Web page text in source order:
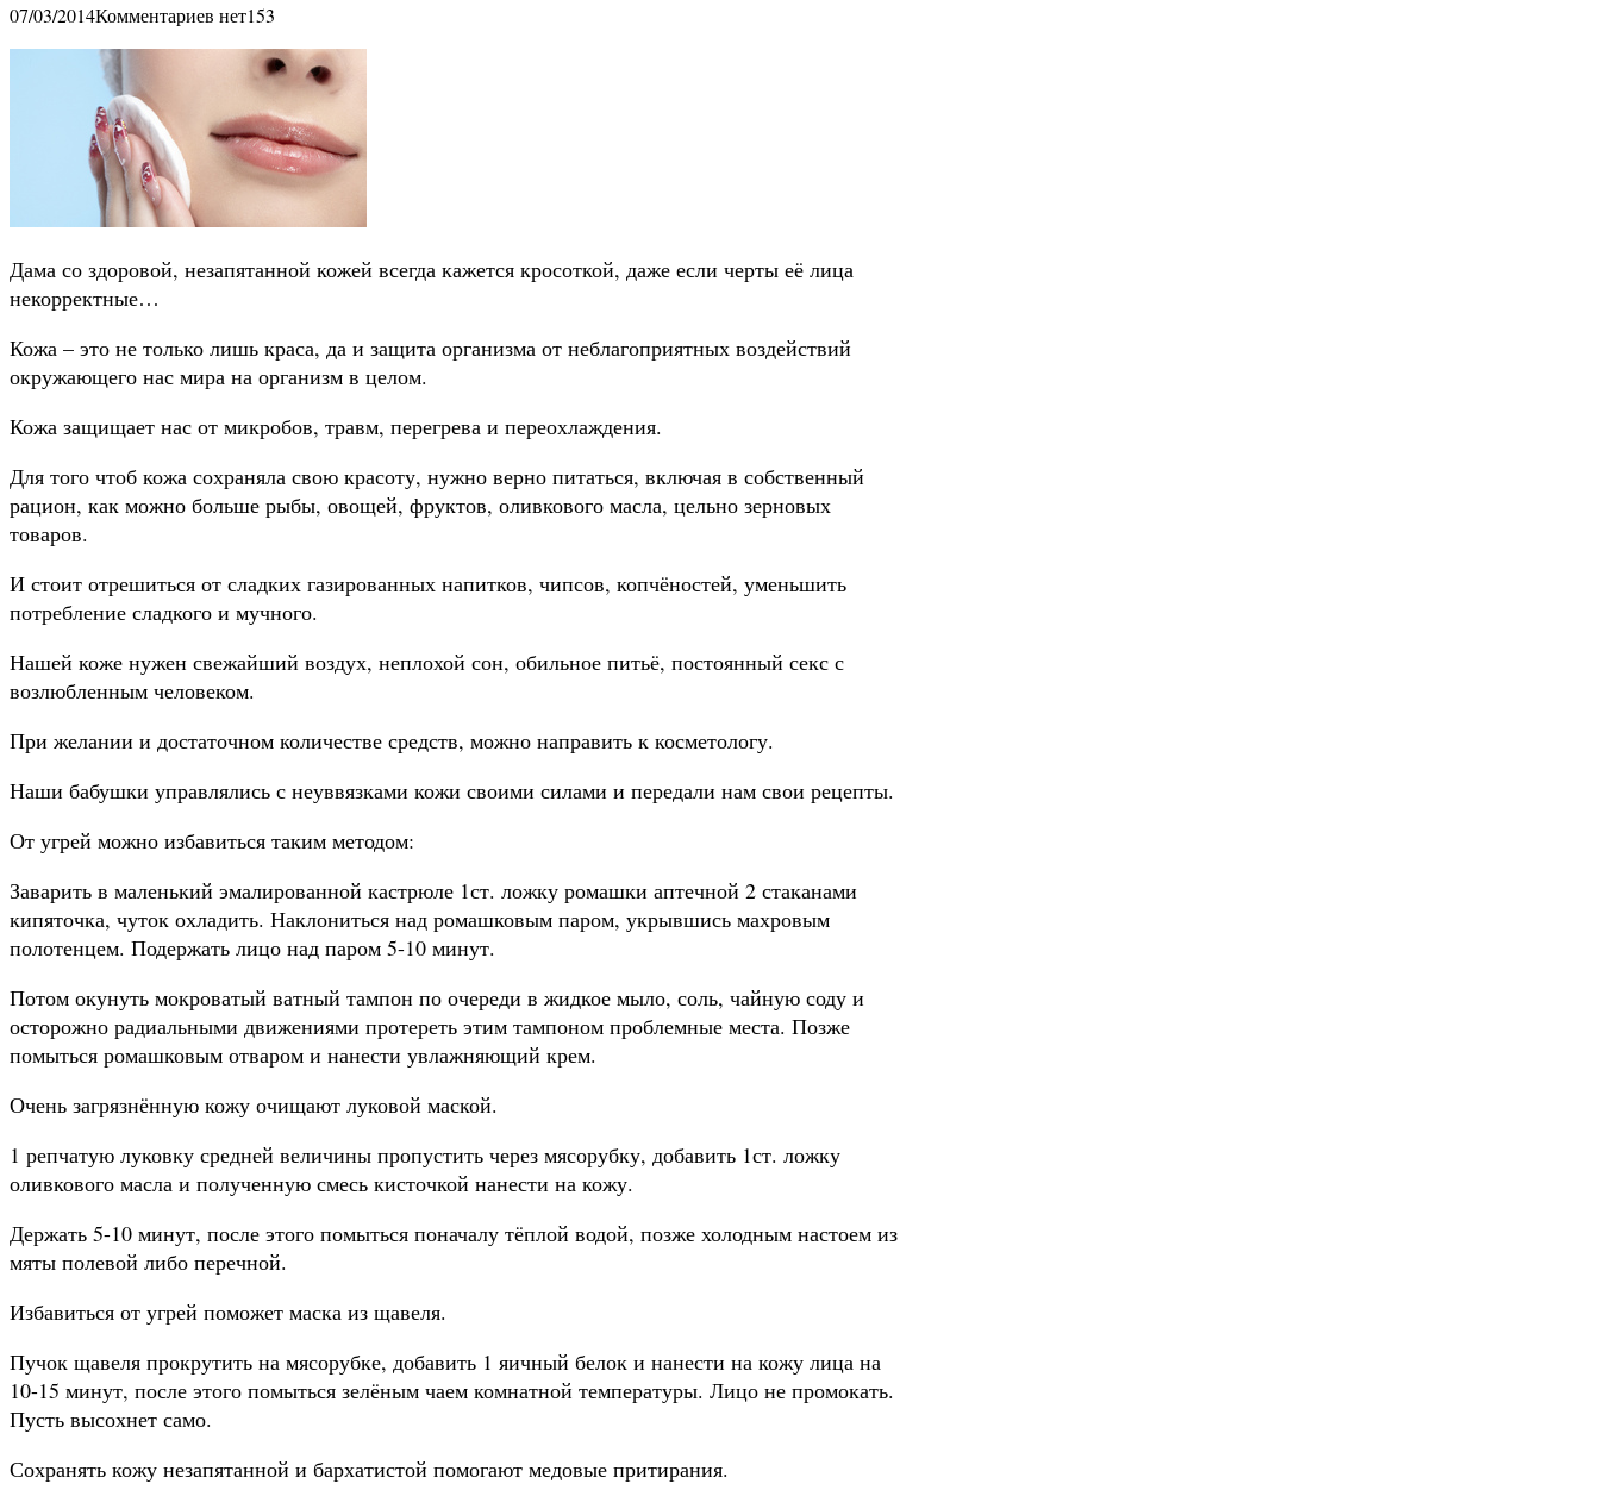
07/03/2014Комментариев нет153
Дама со здоровой, незапятанной кожей всегда кажется кросоткой, даже если черты её лица
некорректные…
Кожа – это не только лишь краса, да и защита организма от неблагоприятных воздействий
окружающего нас мира на организм в целом.
Кожа защищает нас от микробов, травм, перегрева и переохлаждения.
Для того чтоб кожа сохраняла свою красоту, нужно верно питаться, включая в собственный
рацион, как можно больше рыбы, овощей, фруктов, оливкового масла, цельно зерновых
товаров.
И стоит отрешиться от сладких газированных напитков, чипсов, копчёностей, уменьшить
потребление сладкого и мучного.
Нашей коже нужен свежайший воздух, неплохой сон, обильное питьё, постоянный секс с
возлюбленным человеком.
При желании и достаточном количестве средств, можно направить к косметологу.
Наши бабушки управлялись с неуввязками кожи своими силами и передали нам свои рецепты.
От угрей можно избавиться таким методом:
Заварить в маленький эмалированной кастрюле 1ст. ложку ромашки аптечной 2 стаканами
кипяточка, чуток охладить. Наклониться над ромашковым паром, укрывшись махровым
полотенцем. Подержать лицо над паром 5-10 минут.
Потом окунуть мокроватый ватный тампон по очереди в жидкое мыло, соль, чайную соду и
осторожно радиальными движениями протереть этим тампоном проблемные места. Позже
помыться ромашковым отваром и нанести увлажняющий крем.
Очень загрязнённую кожу очищают луковой маской.
1 репчатую луковку средней величины пропустить через мясорубку, добавить 1ст. ложку
оливкового масла и полученную смесь кисточкой нанести на кожу.
Держать 5-10 минут, после этого помыться поначалу тёплой водой, позже холодным настоем из
мяты полевой либо перечной.
Избавиться от угрей поможет маска из щавеля.
Пучок щавеля прокрутить на мясорубке, добавить 1 яичный белок и нанести на кожу лица на
10-15 минут, после этого помыться зелёным чаем комнатной температуры. Лицо не промокать.
Пусть высохнет само.
Сохранять кожу незапятанной и бархатистой помогают медовые притирания.